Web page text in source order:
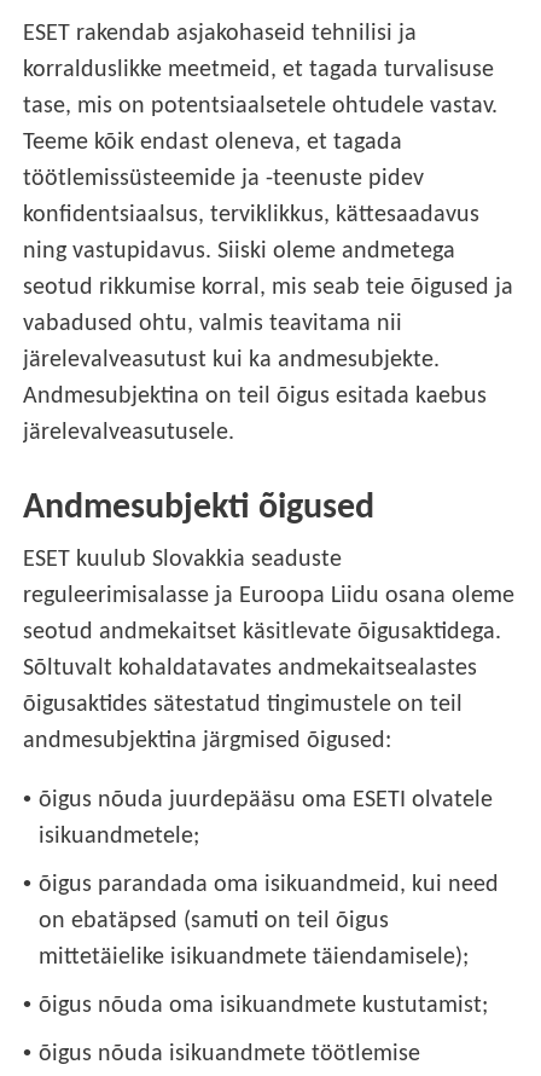
ESET rakendab asjakohaseid tehnilisi ja
korralduslikke meetmeid, et tagada turvalisuse
tase, mis on potentsiaalsetele ohtudele vastav.
Teeme kõik endast oleneva, et tagada
töötlemissüsteemide ja -teenuste pidev
konfidentsiaalsus, terviklikkus, kättesaadavus
ning vastupidavus. Siiski oleme andmetega
seotud rikkumise korral, mis seab teie õigused ja
vabadused ohtu, valmis teavitama nii
järelevalveasutust kui ka andmesubjekte.
Andmesubjektina on teil õigus esitada kaebus
järelevalveasutusele.
Andmesubjekti õigused
ESET kuulub Slovakkia seaduste
reguleerimisalasse ja Euroopa Liidu osana oleme
seotud andmekaitset käsitlevate õigusaktidega.
Sõltuvalt kohaldatavates andmekaitsealastes
õigusaktides sätestatud tingimustele on teil
andmesubjektina järgmised õigused:
• õigus nõuda juurdepääsu oma ESETI olvatele
isikuandmetele;
• õigus parandada oma isikuandmeid, kui need
on ebatäpsed (samuti on teil õigus
mittetäielike isikuandmete täiendamisele);
• õigus nõuda oma isikuandmete kustutamist;
• õigus nõuda isikuandmete töötlemise